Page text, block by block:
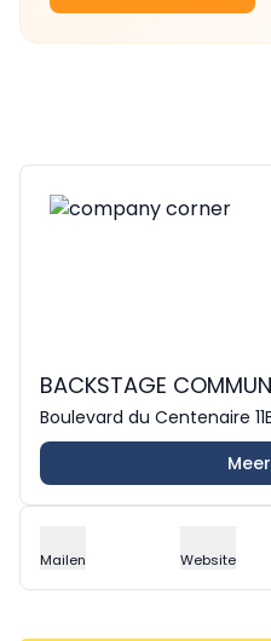
BACKSTAGE
Boulevard du Centenaire
Mailen Website